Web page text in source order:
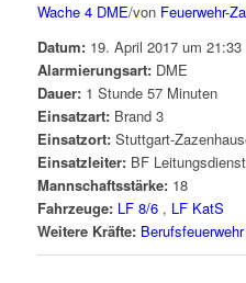
Wache 4 DME/von Feuerwehr-
Datum:19. April 2017 um 21:33
Alarmierungsart:DME
Dauer:1 Stunde 57 Minuten
Einsatzart:Brand 3
Einsatzort:Stuttgart-
Einsatzleiter:BF Leitungsdienst
Mannschaftsstärke:18
Fahrzeuge: LF 8/6 , LF KatS
Weitere Kräfte: